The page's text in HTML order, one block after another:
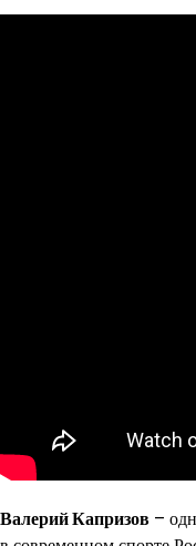
Валерий Капризов –